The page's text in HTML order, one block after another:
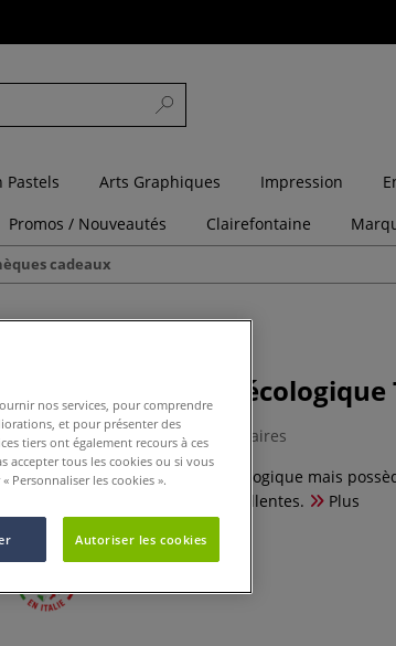
Pastels Arts Graphiques Impression
Promos / Nouveautés Clairefontaine
cadeaux
Papier de couleur
0 Commentaires
Le papier est non seulement écologique mais
d'impression et d'utilisation excellentes.
Plus
nos services, pour comprendre
et pour présenter des
tiers ont également recours à ces
accepter tous les cookies ou si vous
Personnaliser les cookies ».
Autoriser les cookies